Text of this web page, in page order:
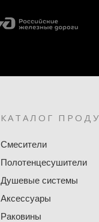
КАТАЛОГ
Смесители
Полотенцесушители
Душевые системы
Аксессуары
Раковины